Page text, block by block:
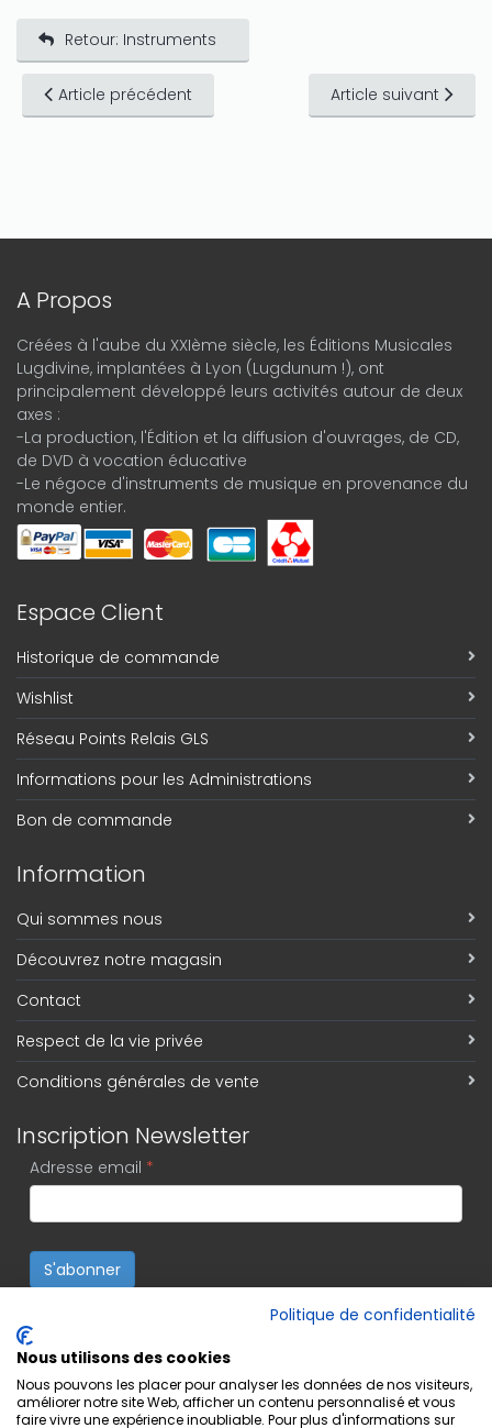
Retour: Instruments
Article précédent Article suivant
A Propos
Créées à l'aube du XXIème siècle, les Éditions Musicales
Lugdivine, implantées à Lyon (Lugdunum !), ont
principalement développé leurs activités autour de deux
axes :
-La production, l'Édition et la diffusion d'ouvrages, de CD,
de DVD à vocation éducative
-Le négoce d'instruments de musique en provenance du
monde entier.
Espace Client
Historique de commande
Wishlist
Réseau Points Relais GLS
Informations pour les Administrations
Bon de commande
Information
Qui sommes nous
Découvrez notre magasin
Contact
Respect de la vie privée
Conditions générales de vente
Inscription Newsletter
Adresse email *
S'abonner
Politique de confidentialité
Nous utilisons des cookies
Nous pouvons les placer pour analyser les données de nos visiteurs,
améliorer notre site Web, afficher un contenu personnalisé et vous
faire vivre une expérience inoubliable. Pour plus d'informations sur